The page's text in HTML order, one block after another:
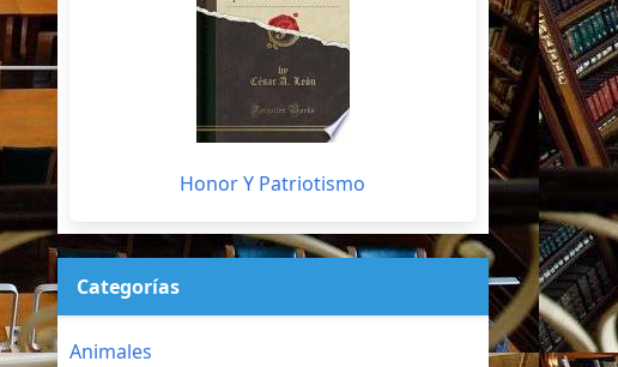
Honor Y Patriotismo
Categorías
Animales